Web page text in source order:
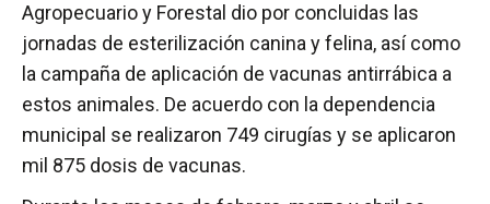
Agropecuario y Forestal dio por concluidas las
jornadas de esterilización canina y felina, así como
la campaña de aplicación de vacunas antirrábica a
estos animales. De acuerdo con la dependencia
municipal se realizaron 749 cirugías y se aplicaron
mil 875 dosis de vacunas.